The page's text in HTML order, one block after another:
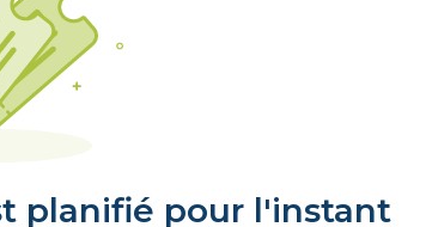
planifié pour l'instant